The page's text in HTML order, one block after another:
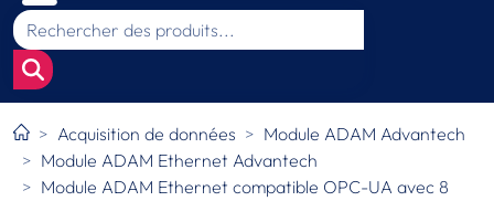
Acquisition de données
Module ADAM Advantech
Module ADAM Ethernet Advantech
Module ADAM Ethernet compatible OPC-UA avec 8